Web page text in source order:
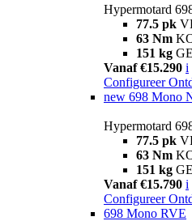
Hypermotard
77.5 pk
63 Nm
151 kg
Vanaf €15.290 i
Configureer
new 698 Mono
Hypermotard
77.5 pk
63 Nm
151 kg
Vanaf €15.790 i
Configureer
698 Mono RVE